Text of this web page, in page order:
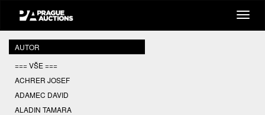
AUTOR
=== VŠE ===
ACHRER JOSEF
ADAMEC DAVID
ALADIN TAMARA